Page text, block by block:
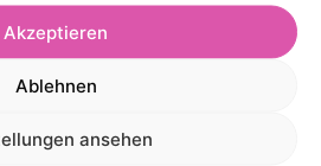
Akzeptieren
Ablehnen
ansehen
Trinkgeld für kleine Vereine und
Human e.V.